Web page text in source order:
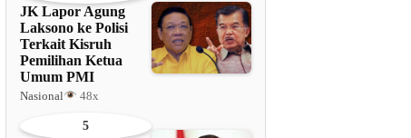
JK Lapor Agung
Laksono ke Polisi
Terkait Kisruh
Pemilihan Ketua
Umum PMI
Nasional 48x
5